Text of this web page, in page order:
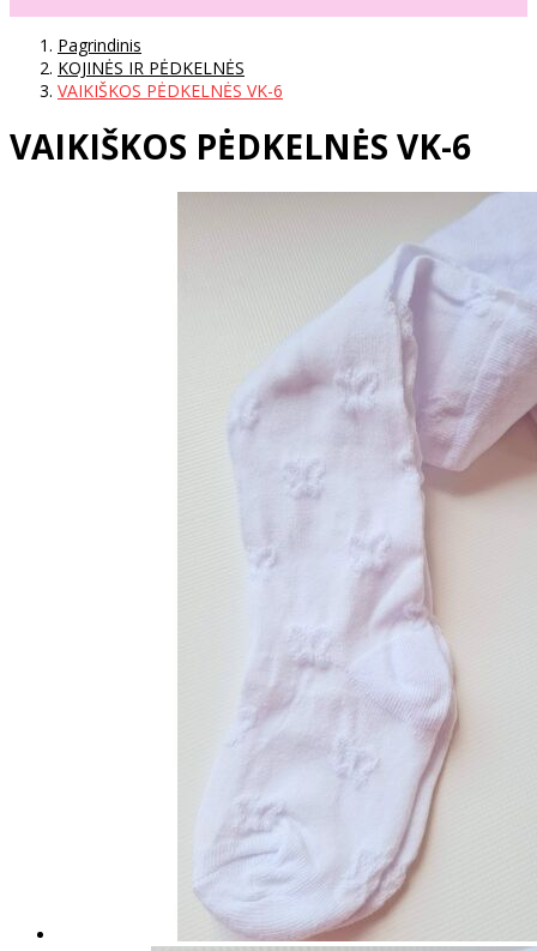
Pagrindinis
KOJINĖS IR PĖDKELNĖS
VAIKIŠKOS PĖDKELNĖS VK-6
VAIKIŠKOS PĖDKELNĖS VK-6